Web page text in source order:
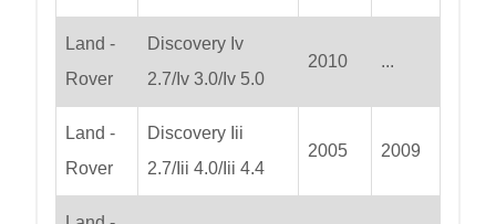
Land -
Rover
Discovery Iv
2.7/Iv 3.0/Iv 5.0
2010 ...
Land -
Rover
Discovery Iii
2.7/Iii 4.0/Iii 4.4
2005 2009